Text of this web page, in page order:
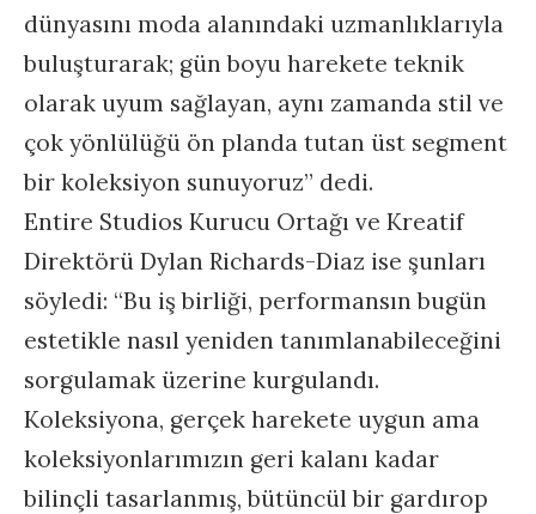
dünyasını moda alanındaki uzmanlıklarıyla
buluşturarak; gün boyu harekete teknik
olarak uyum sağlayan, aynı zamanda stil ve
çok yönlülüğü ön planda tutan üst segment
bir koleksiyon sunuyoruz” dedi.
Entire Studios Kurucu Ortağı ve Kreatif
Direktörü Dylan Richards-Diaz ise şunları
söyledi: “Bu iş birliği, performansın bugün
estetikle nasıl yeniden tanımlanabileceğini
sorgulamak üzerine kurgulandı.
Koleksiyona, gerçek harekete uygun ama
koleksiyonlarımızın geri kalanı kadar
bilinçli tasarlanmış, bütüncül bir gardırop